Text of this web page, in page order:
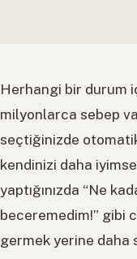
Herhangi bir durum
milyonlarca sebep
seçtiğinizde
kendinizi daha
yaptığınızda “Ne
beceremedim!” gibi
germek yerine daha